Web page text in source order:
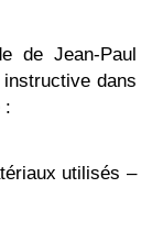
de Jean-Paul
dans
:
utilisés –